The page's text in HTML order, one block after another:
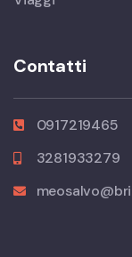
Contatti
0917219465
3281933279